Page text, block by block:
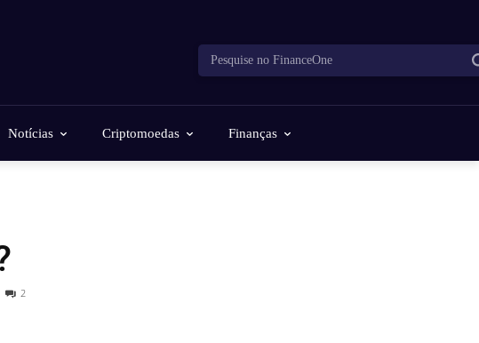
Pesquise no FinanceOne
Notícias Criptomoedas Finanças
2